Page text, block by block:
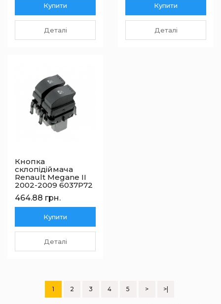
Купити
Деталі
Купити
Деталі
Кнопка
склопідіймача
Renault Megane II
2002-2009 6037P72
464.88 грн.
Купити
Деталі
1 2 3 4 5 > >|